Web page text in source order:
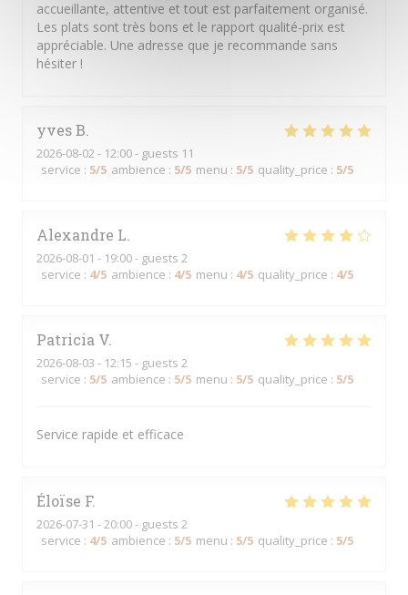
accueillante, attentive et tout est parfaitement organisé.
Les plats sont très bons et le rapport qualité-prix est
appréciable. Une adresse que je recommande sans
hésiter !
yvesB
2026-08-02 - 12:00 - guests 11
service : 5/5 ambience : 5/5 menu : 5/5 quality_price : 5/5
Alexandre L
2026-08-01 - 19:00 - guests 2
service : 4/5 ambience : 4/5 menu : 4/5 quality_price : 4/5
Patricia V
2026-08-03 - 12:15 - guests 2
service : 5/5 ambience : 5/5 menu : 5/5 quality_price : 5/5
Service rapide et efficace
Éloïse F
2026-07-31 - 20:00 - guests 2
service : 4/5 ambience : 5/5 menu : 5/5 quality_price : 5/5